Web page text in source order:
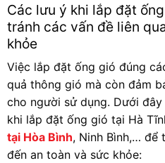
Các lưu ý khi lắp đặt
tránh các vấn đề liên
khỏe
Việc lắp đặt ống gió đúng
quả thông gió mà còn đảm
cho người sử dụng. Dưới
khi lắp đặt ống gió tại Hà
tại Hòa Bình, Ninh Bình,… để
đến an toàn và sức khỏe: